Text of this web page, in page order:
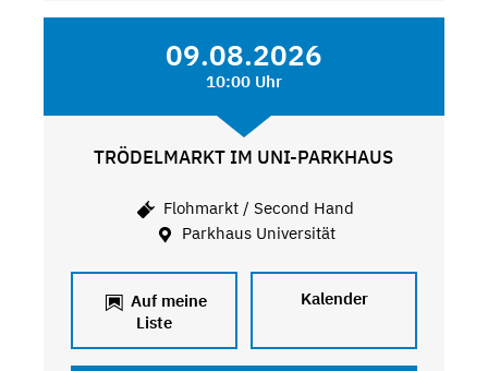
09.08.2026
10:00 Uhr
TRÖDELMARKT IM UNI-PARKHAUS
Flohmarkt / Second Hand
Parkhaus Universität
Auf meine
Liste
Kalender